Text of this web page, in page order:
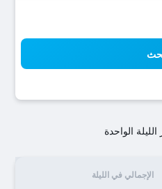
الواحدة
الإجمالي في الليلة